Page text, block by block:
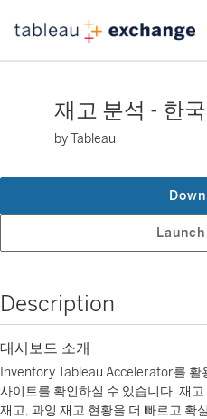
재고 분석 - 한
by Tableau
Description
대시보드 소개
Inventory Tableau Accelerator를 활
사이트를 확인하실 수 있습니다. 재
재고, 과잉 재고 현황을 더 빠르고 확